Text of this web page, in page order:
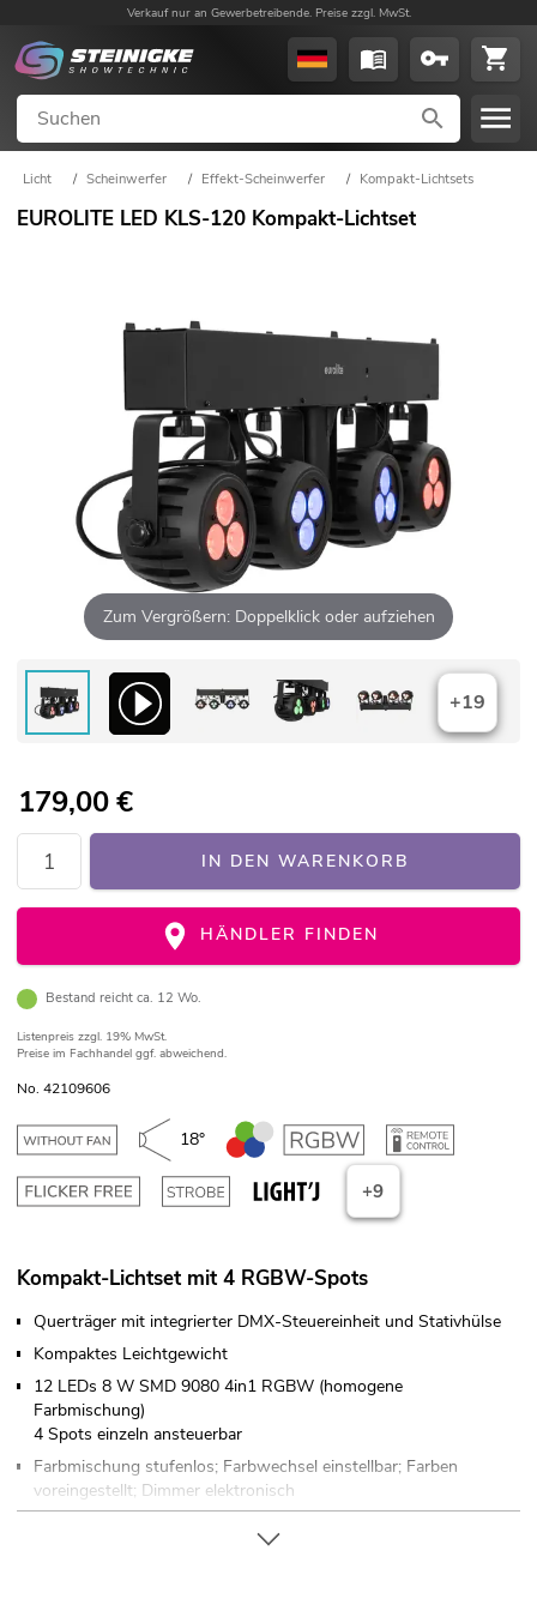
Verkauf nur an Gewerbetreibende. Preise zzgl. MwSt.
Licht / Scheinwerfer / Effekt-Scheinwerfer / Kompakt-Lichtsets
EUROLITE LED KLS-120 Kompakt-Lichtset
Zum Vergrößern: Doppelklick oder aufziehen
+19
179,00€
IN DEN WARENKORB
HÄNDLER FINDEN
Bestand reicht ca. 12 Wo.
Listenpreis zzgl. 19% MwSt.
Preise im Fachhandel ggf. abweichend.
No. 42109606
18°
+9
Kompakt-Lichtset mit 4 RGBW-Spots
Querträger mit integrierter DMX-Steuereinheit und Stativhülse
Kompaktes Leichtgewicht
12 LEDs 8 W SMD 9080 4in1 RGBW (homogene
Farbmischung)
4 Spots einzeln ansteuerbar
Farbmischung stufenlos; Farbwechsel einstellbar; Farben
voreingestellt; Dimmer elektronisch